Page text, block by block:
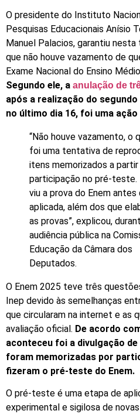
O presidente do Instituto
Pesquisas Educacionais Anísio
Manuel Palacios, garantiu
que não houve vazamento de
Exame Nacional do Ensino
Segundo ele, a anulação de
após a realização do segundo
no último dia 16, foi uma
“Não houve vazamento, o
foi uma tentativa de
itens memorizados a partir
participação no pré-teste.
viu a prova do Enem antes
aplicada, além dos que
as provas”, explicou,
audiência pública na
Educação da Câmara dos
Deputados.
O Enem 2025 teve três
Inep devido às semelhanças
que circularam na internet e as
avaliação oficial. De acordo
aconteceu foi a divulgação
foram memorizadas por
fizeram o pré-teste do Enem.
O pré-teste é uma etapa de
experimental e sigilosa de